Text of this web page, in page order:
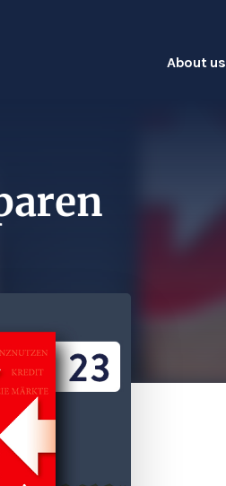
About us